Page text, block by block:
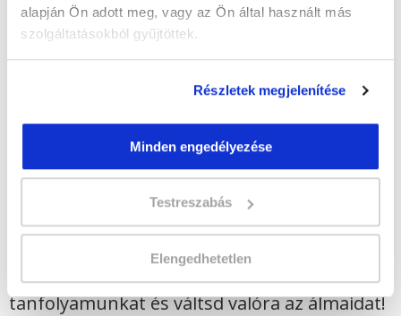
alapján Ön adott meg, vagy az Ön által használt más
szolgáltatásokból gyűjtöttek.
Részletek megjelenítése
Minden engedélyezése
Testreszabás
Elengedhetetlen
Vizsgadíj:57 300 Ft
A vizsga díját a Katasztrófavédelmi
Lehet még jelentkezni?Igen
Jelentkezem!
Tűzvédelmi előadó
szakképesítés online tanfolyam - Pécs
tanfolyamunkat és váltsd valóra az álmaidat!